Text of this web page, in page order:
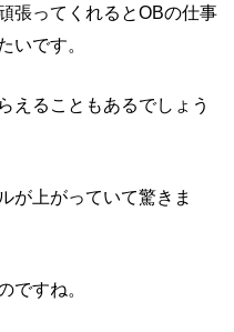
張ってくれるとOBの仕事
いです。
えることもあるでしょう
が上がっていて驚きま
ですね。